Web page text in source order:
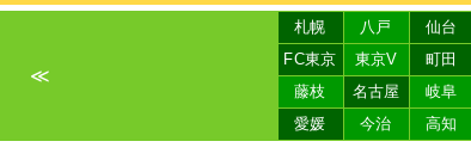
≪
札幌 八戸 仙台
FC東京
東京V 町田
藤枝
名古屋 岐阜
愛媛
今治 高知